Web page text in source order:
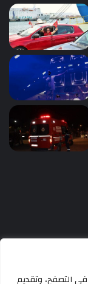
التصفح، وتقديم